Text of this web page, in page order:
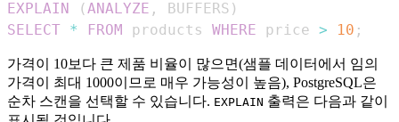
EXPLAIN (ANALYZE , BUFFERS )
SELECT * FROM products WHERE price > 10 ;
가격이 10보다 큰 제품 비율이 많으면(샘플 데이터에서 임의
가격이 최대 1000이므로 매우 가능성이 높음), PostgreSQL은
순차 스캔을 선택할 수 있습니다. EXPLAIN 출력은 다음과 같이